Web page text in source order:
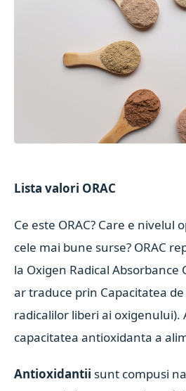
Lista valori ORAC
Ce este ORAC? Care e nivelul
cele mai bune surse? ORAC
la Oxigen Radical Absorbance
ar traduce prin Capacitatea
radicalilor liberi ai oxigenului).
capacitatea antioxidanta a
Antioxidantii sunt compusi